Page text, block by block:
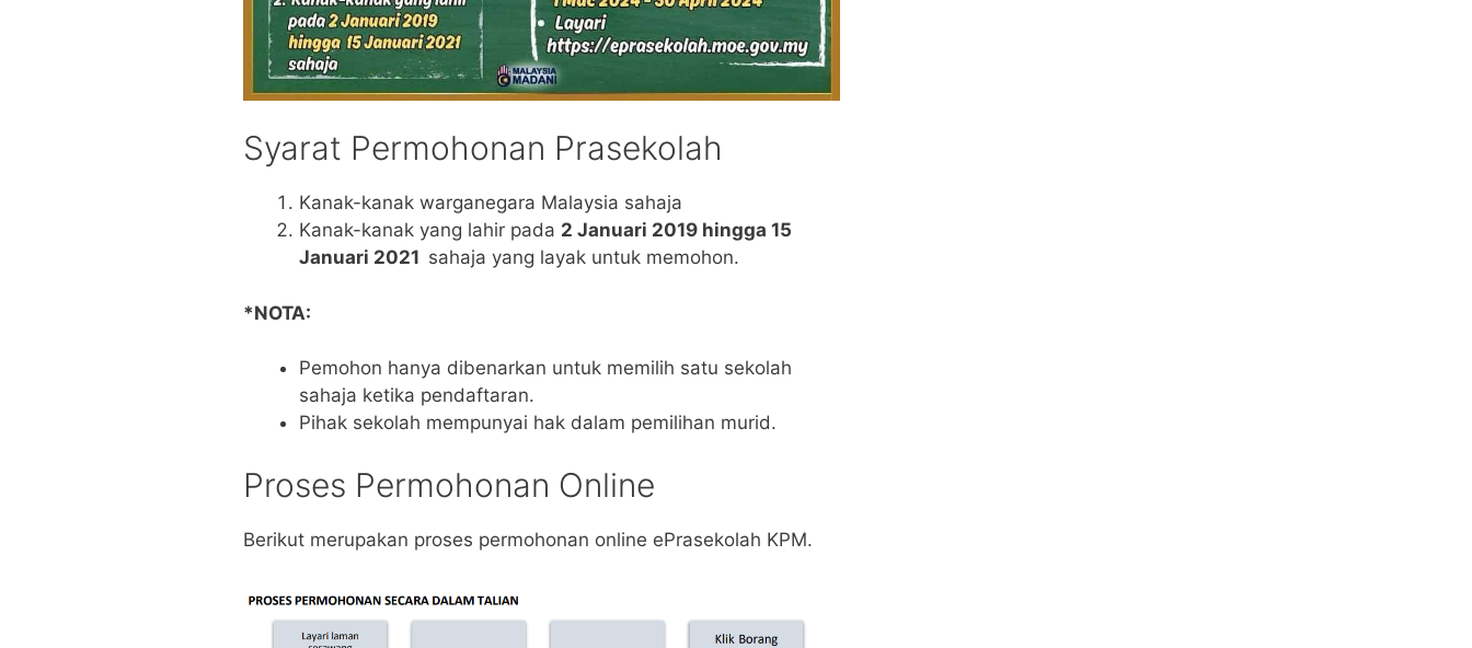
Syarat Permohonan Prasekolah
Kanak-kanak warganegara Malaysia sahaja
Kanak-kanak yang lahir pada 2 Januari 2019 hingga 15
Januari 2021 sahaja yang layak untuk memohon.
*NOTA:
Pemohon hanya dibenarkan untuk memilih satu sekolah
sahaja ketika pendaftaran.
Pihak sekolah mempunyai hak dalam pemilihan murid.
Proses Permohonan Online
Berikut merupakan proses permohonan online ePrasekolah KPM.